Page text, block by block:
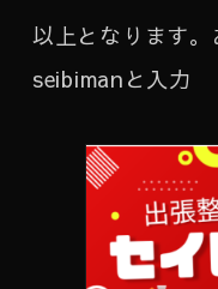
以上となります
seibimanと入力